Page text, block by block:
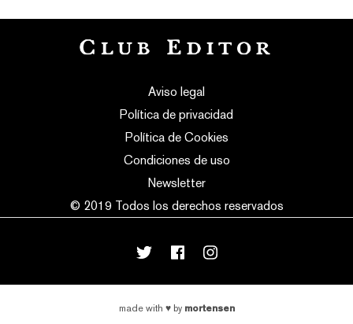
Aviso legal
Política de privacidad
Política de Cookies
Condiciones de uso
Newsletter
© 2019 Todos los derechos reservados
made with ♥by mortensen